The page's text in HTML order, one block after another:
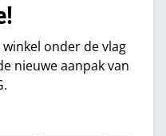
onder de vlag
nieuwe aanpak van